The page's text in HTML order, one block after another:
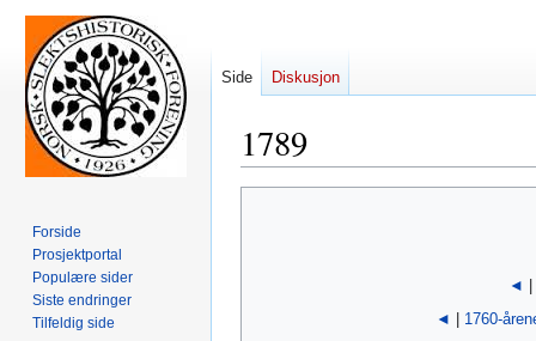
1789
◄
◄ | 1760-
Side Diskusjon
Forside
Prosjektportal
Populære sider
Siste endringer
Tilfeldig side